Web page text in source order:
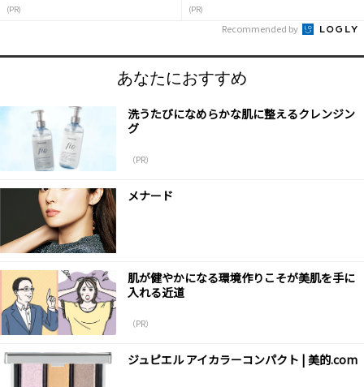
(PR) (PR)
Recommended by
あなたにおすすめ
洗うたびになめらかな肌に整えるクレンジン
グ
（PR）
メナード
肌が健やかになる環境作りこそが美肌を手に
入れる近道
（PR）
ジュピエル アイカラーコンパクト | 美的.com